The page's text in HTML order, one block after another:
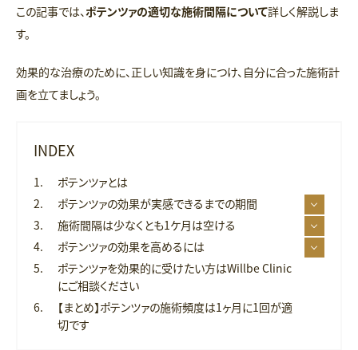
この記事では、ポテンツァの適切な施術間隔について詳しく解説しま
す。
効果的な治療のために、正しい知識を身につけ、自分に合った施術計
画を立てましょう。
INDEX
ポテンツァとは
ポテンツァの効果が実感できるまでの期間
施術間隔は少なくとも1ケ月は空ける
ポテンツァの効果を高めるには
ポテンツァを効果的に受けたい方はWillbe Clinic
にご相談ください
【まとめ】ポテンツァの施術頻度は1ヶ月に1回が適
切です